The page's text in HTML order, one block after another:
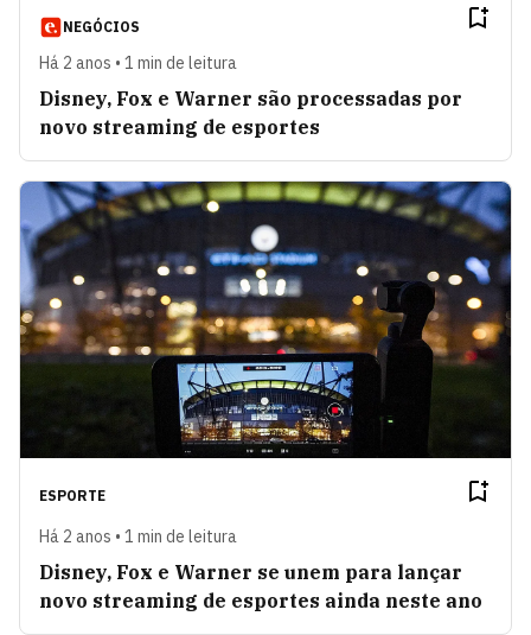
NEGÓCIOS
Há 2 anos • 1 min de leitura
Disney, Fox e Warner são processadas por
novo streaming de esportes
ESPORTE
Há 2 anos • 1 min de leitura
Disney, Fox e Warner se unem para lançar
novo streaming de esportes ainda neste ano